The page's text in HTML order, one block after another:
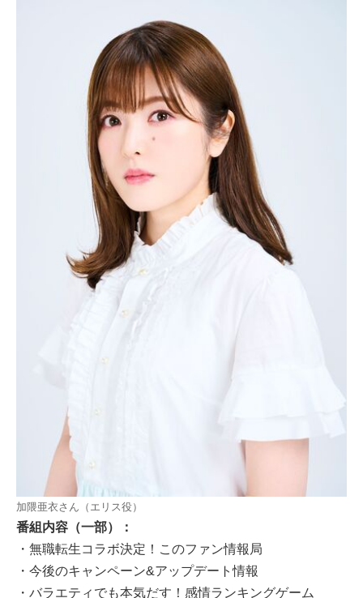
加隈亜衣さん（エリス役）
番組内容（一部）：
・無職転生コラボ決定！このファン情報局
・今後のキャンペーン&アップデート情報
・バラエティでも本気だす！感情ランキングゲーム